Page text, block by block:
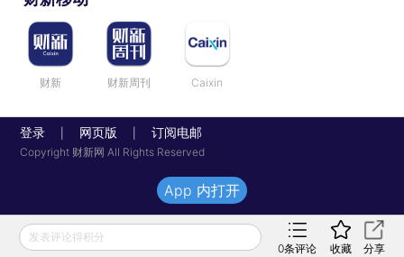
财新 财新周刊 Caixin
登录 网页版 订阅电邮
Copyright 财新网 All Rights Reserved
发表评论得积分
0条评论 收藏 分享
App 内打开